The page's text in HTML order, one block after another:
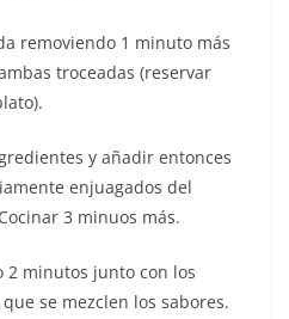
removiendo 1 minuto más
troceadas (reservar
y añadir entonces
enjuagados del
3 minuos más.
2 minutos junto con los
se mezclen los sabores.